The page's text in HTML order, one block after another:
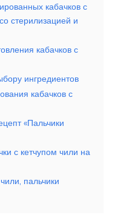
кабачков с
стерилизацией и
кабачков с
ингредиентов
кабачков с
«Пальчики
с кетчупом чили на
пальчики